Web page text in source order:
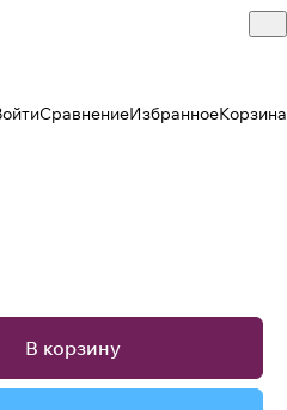
СравнениеИзбранноеКорзина
В корзину